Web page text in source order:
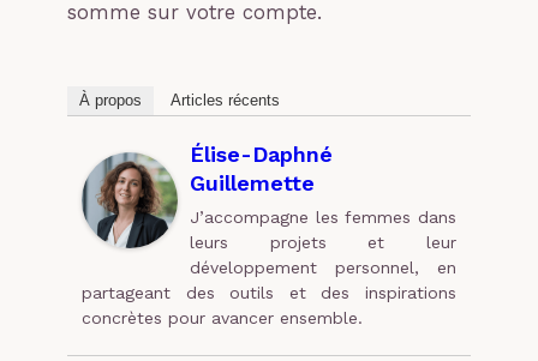
somme sur votre compte.
À propos Articles récents
Élise-Daphné
Guillemette
J’accompagne les femmes dans
leurs projets et leur
développement personnel, en
partageant des outils et des inspirations
concrètes pour avancer ensemble.